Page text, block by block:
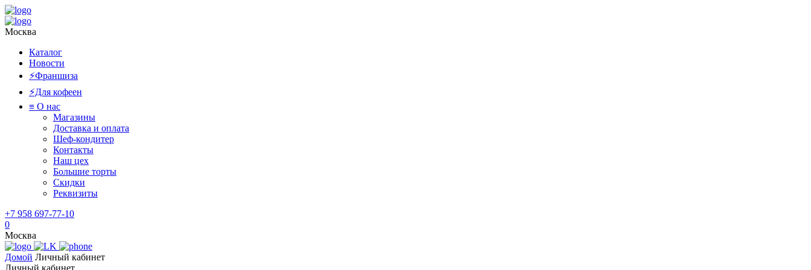
Москва
Каталог
Новости
⚡️Франшиза
⚡️Для кофеен
≡ О нас
Магазины
Доставка и оплата
Шеф-кондитер
Контакты
Наш цех
Большие торты
Скидки
Реквизиты
+7 958 697-77-10
0
Москва
Домой Личный кабинет
Личный кабинет